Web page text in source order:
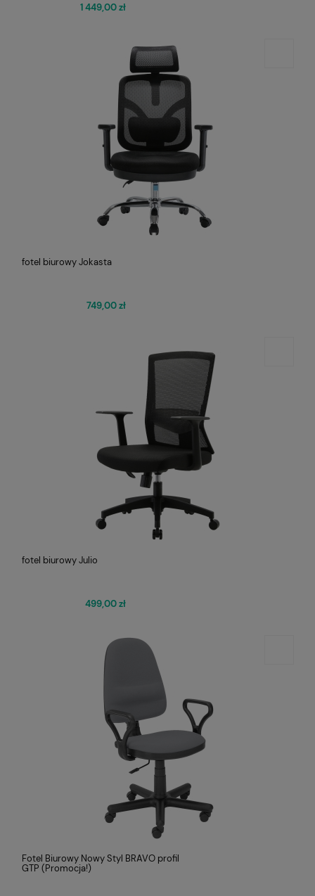
1 449,00 zł
fotel biurowy Jokasta
749,00 zł
fotel biurowy Julio
499,00 zł
Fotel Biurowy Nowy Styl BRAVO profil
GTP (Promocja!)